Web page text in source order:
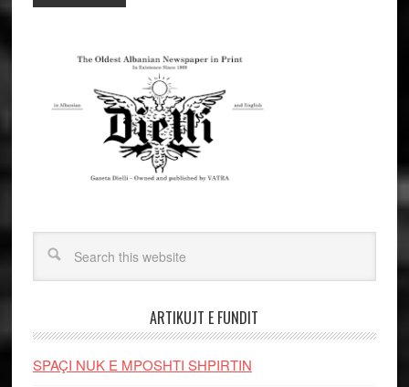
ARTIKUJT E FUNDIT
SPAÇI NUK E MPOSHTI SHPIRTIN